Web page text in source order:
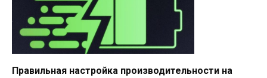
Правильная настройка производительности на